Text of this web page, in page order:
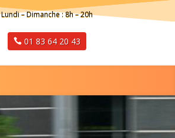
Lundi – Dimanche : 8h – 20h
01 83 64 20 43